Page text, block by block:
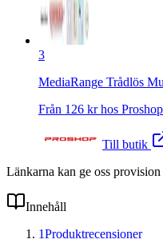
3
MediaRange Trådlös
Från 126 kr hos Proshop
Till butik
Länkarna kan ge oss
Innehåll
1Produktrecensioner